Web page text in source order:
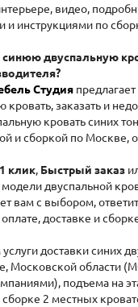
видео,
и инструкциями по
синюю двуспальную
Студия
заказать и
кровать синих
и сборкой по Москве,
клик, Быстрый заказ
двуспальной
вам с выбором,
доставке и
доставки синих
Московской области
подъема на
2 местных